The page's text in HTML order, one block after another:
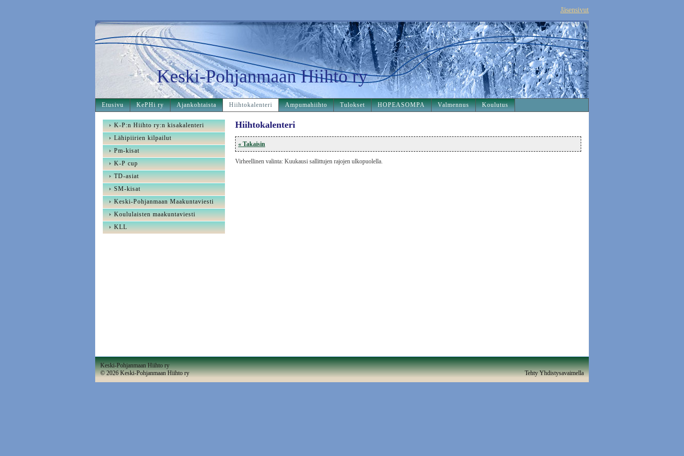
Jäsensivut
Keski-Pohjanmaan Hiihto ry
Etusivu KePHi ry Ajankohtaista Hiihtokalenteri Ampumahiihto Tulokset HOPEASOMPA Valmennus Koulutus
Hiihtokalenteri
« Takaisin
Virheellinen valinta: Kuukausi sallittujen rajojen ulkopuolella.
K-P:n Hiihto ry:n kisakalenteri
Lähipiirien kilpailut
Pm-kisat
K-P cup
TD-asiat
SM-kisat
Keski-Pohjanmaan Maakuntaviesti
Koululaisten maakuntaviesti
KLL
Keski-Pohjanmaan Hiihto ry
Tehty Yhdistysavaimella
©2026 Keski-Pohjanmaan Hiihto ry